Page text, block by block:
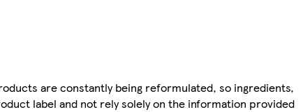
are constantly being reformulated, so ingredients,
label and not rely solely on the information provided